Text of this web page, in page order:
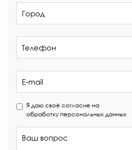
Я даю своё согласие на
обработку персональных данных